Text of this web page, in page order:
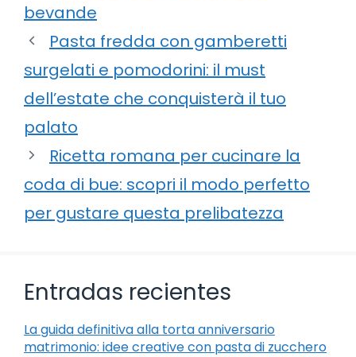
bevande
Pasta fredda con gamberetti
surgelati e pomodorini: il must
dell’estate che conquisterà il tuo
palato
Ricetta romana per cucinare la
coda di bue: scopri il modo perfetto
per gustare questa prelibatezza
Entradas recientes
La guida definitiva alla torta anniversario
matrimonio: idee creative con pasta di zucchero